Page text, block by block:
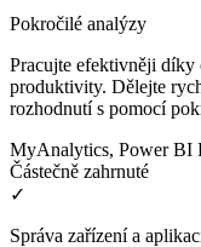
Pokročilé analýzy
Pracujte efektivněji díky
produktivity. Dělejte
rozhodnutí s pomocí
MyAnalytics, Power BI
Částečně zahrnuté
✓
Správa zařízení a